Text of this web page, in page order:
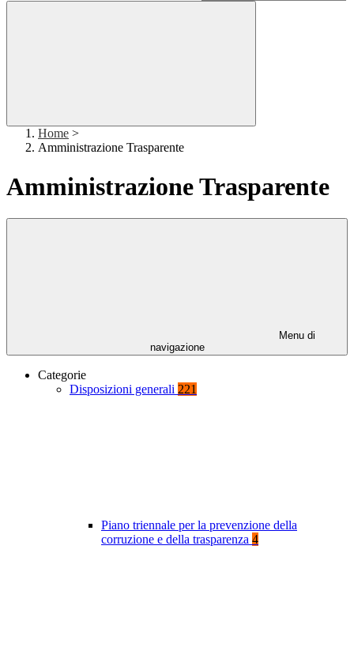
Home >
Amministrazione Trasparente
Amministrazione Trasparente
Menu di
navigazione
Categorie
Disposizioni generali 221
Piano triennale per la prevenzione della
corruzione e della trasparenza 4